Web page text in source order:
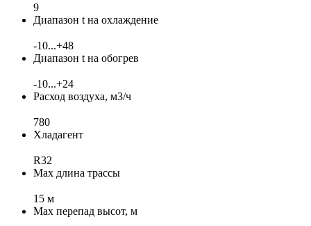
9
Диапазон t на охлаждение
-10...+48
Диапазон t на обогрев
-10...+24
Расход воздуха, м3/ч
780
Хладагент
R32
Max длина трассы
15 м
Max перепад высот, м